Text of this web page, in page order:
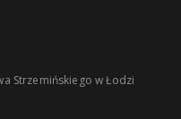
Strzemińskiego w Łodzi